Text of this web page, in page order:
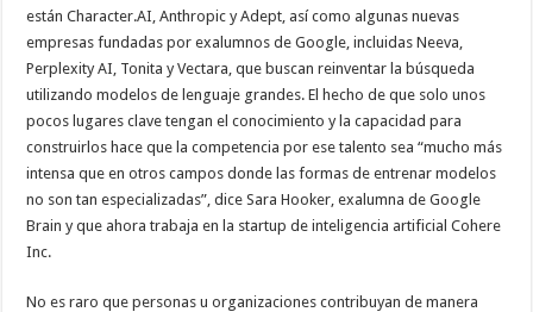
están Character.AI, Anthropic y Adept, así como algunas nuevas
empresas fundadas por exalumnos de Google, incluidas Neeva,
Perplexity AI, Tonita y Vectara, que buscan reinventar la búsqueda
utilizando modelos de lenguaje grandes. El hecho de que solo unos
pocos lugares clave tengan el conocimiento y la capacidad para
construirlos hace que la competencia por ese talento sea “mucho más
intensa que en otros campos donde las formas de entrenar modelos
no son tan especializadas”, dice Sara Hooker, exalumna de Google
Brain y que ahora trabaja en la startup de inteligencia artificial Cohere
Inc.
No es raro que personas u organizaciones contribuyan de manera